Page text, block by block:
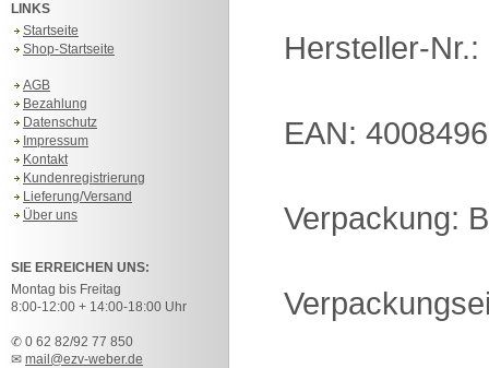
LINKS
Startseite
Shop-Startseite
AGB
Bezahlung
Datenschutz
Impressum
Kontakt
Kundenregistrierung
Lieferung/Versand
Über uns
SIE ERREICHEN UNS:
Montag bis Freitag
8:00-12:00 + 14:00-18:00 Uhr
✆ 0 62 82/92 77 850
✉ mail@ezv-weber.de
Hersteller-
EAN:
Verpackung: